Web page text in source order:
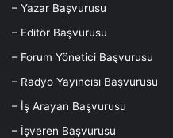
– Yazar Başvurusu
– Editör Başvurusu
– Forum Yönetici Başvurusu
– Radyo Yayıncısı Başvurusu
– İş Arayan Başvurusu
– İşveren Başvurusu